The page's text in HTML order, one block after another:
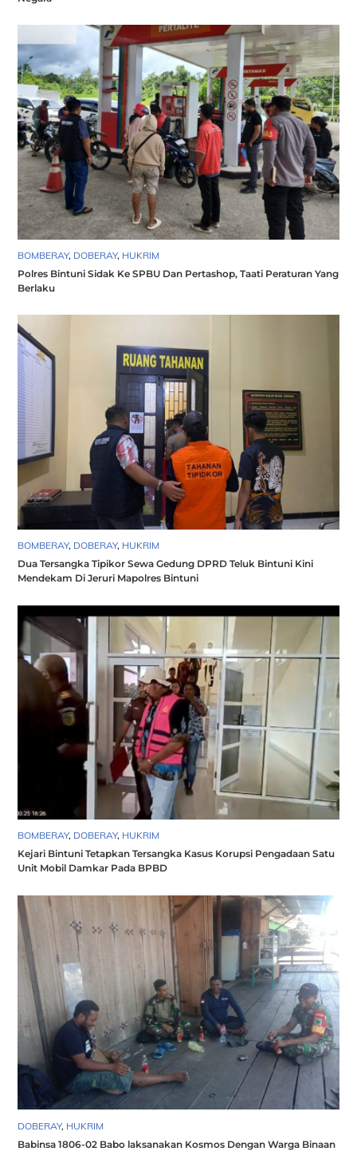
BOMBERAY, DOBERAY, HUKRIM
Polres Bintuni Sidak Ke SPBU Dan Pertashop, Taati Peraturan Yang
Berlaku
BOMBERAY, DOBERAY, HUKRIM
Dua Tersangka Tipikor Sewa Gedung DPRD Teluk Bintuni Kini
Mendekam Di Jeruri Mapolres Bintuni
BOMBERAY, DOBERAY, HUKRIM
Kejari Bintuni Tetapkan Tersangka Kasus Korupsi Pengadaan Satu
Unit Mobil Damkar Pada BPBD
DOBERAY, HUKRIM
Babinsa 1806-02 Babo laksanakan Kosmos Dengan Warga Binaan